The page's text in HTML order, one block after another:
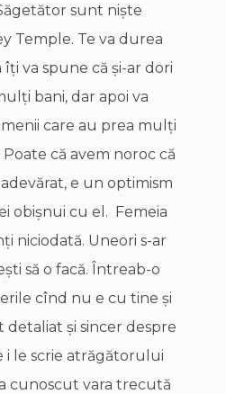
sunt nişte
Temple. Te va durea
va spune că şi-ar dori
bani, dar apoi va
care au prea mulţi
că avem noroc că
e un optimism
obişnui cu el. Femeia
niciodată. Uneori s-ar
să o facă. Întreab-o
cînd nu e cu tine şi
detaliat şi sincer despre
i le scrie atrăgătorului
cunoscut vara trecută